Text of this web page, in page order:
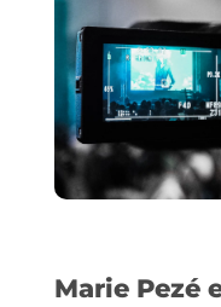
Marie Pezé